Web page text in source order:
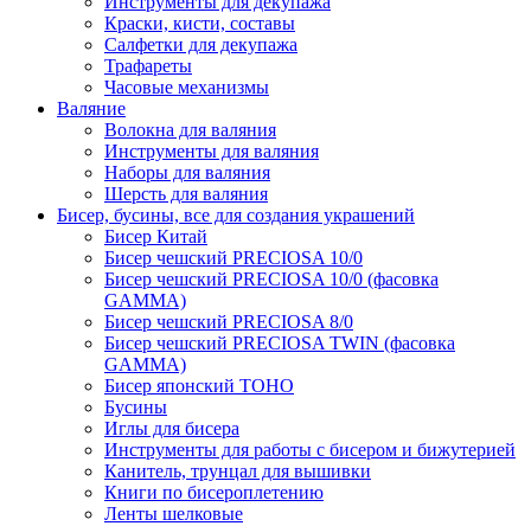
Краски, кисти, составы
Салфетки для декупажа
Трафареты
Часовые механизмы
Валяние
Волокна для валяния
Инструменты для валяния
Наборы для валяния
Шерсть для валяния
Бисер, бусины, все для создания украшений
Бисер Китай
Бисер чешский PRECIOSA 10/0
Бисер чешский PRECIOSA 10/0 (фасовка
GAMMA)
Бисер чешский PRECIOSA 8/0
Бисер чешский PRECIOSA TWIN (фасовка
GAMMA)
Бисер японский TOHO
Бусины
Иглы для бисера
Инструменты для работы с бисером и бижутерией
Канитель, трунцал для вышивки
Книги по бисероплетению
Ленты шелковые